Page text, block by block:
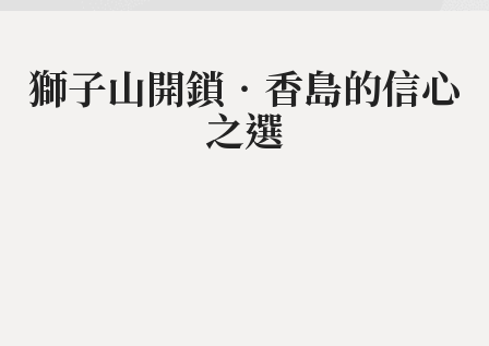
獅子山開鎖‧香島的信心
之選